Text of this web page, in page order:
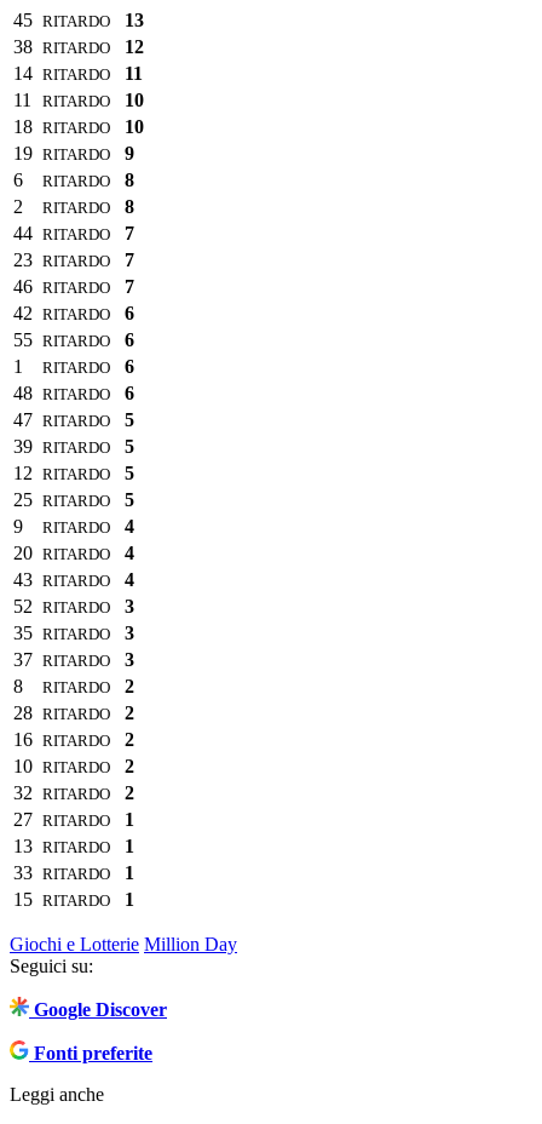
45 RITARDO
13
38 RITARDO
12
14 RITARDO
11
11
RITARDO
10
18 RITARDO
10
19 RITARDO
9
6
RITARDO
8
2
RITARDO
8
44 RITARDO
7
23 RITARDO
7
46 RITARDO
7
42 RITARDO
6
55 RITARDO
6
1
RITARDO
6
48 RITARDO
6
47 RITARDO
5
39 RITARDO
5
12 RITARDO
5
25 RITARDO
5
9
RITARDO
4
20 RITARDO
4
43 RITARDO
4
52 RITARDO
3
35 RITARDO
3
37 RITARDO
3
8
RITARDO
2
28 RITARDO
2
16 RITARDO
2
10 RITARDO
2
32 RITARDO
2
27 RITARDO
1
13 RITARDO
1
33 RITARDO
1
15 RITARDO 1
Giochi e Lotterie Million Day
Seguici su:
Google Discover
Fonti preferite
Leggi anche